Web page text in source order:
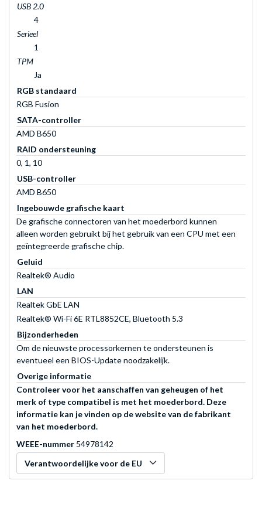
USB 2.0
4
Serieel
1
TPM
Ja
RGB standaard
RGB Fusion
SATA-controller
AMD B650
RAID ondersteuning
0, 1, 10
USB-controller
AMD B650
Ingebouwde grafische kaart
De grafische connectoren van het moederbord kunnen
alleen worden gebruikt bij het gebruik van een CPU met een
geïntegreerde grafische chip.
Geluid
Realtek® Audio
LAN
Realtek GbE LAN
Realtek® Wi-Fi 6E RTL8852CE, Bluetooth 5.3
Bijzonderheden
Om de nieuwste processorkernen te ondersteunen is
eventueel een BIOS-Update noodzakelijk.
Overige informatie
Controleer voor het aanschaffen van geheugen of het
merk of type compatibel is met het moederbord. Deze
informatie kan je vinden op de website van de fabrikant
van het moederbord.
WEEE-nummer 54978142
Verantwoordelijke voor de EU